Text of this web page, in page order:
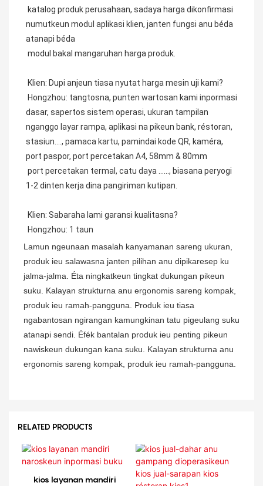
numutkeun modul aplikasi klien, janten fungsi anu béda
atanapi béda
modul bakal mangaruhan harga produk.
Klien: Dupi anjeun tiasa nyutat harga mesin uji kami?
dasar, sapertos sistem operasi, ukuran tampilan
nganggo layar rampa, aplikasi na pikeun bank, réstoran,
stasiun…., pamaca kartu, pamindai kode QR, kaméra,
port paspor, port percetakan A4, 58mm & 80mm
1-2 dinten kerja dina pangiriman kutipan.
Klien: Sabaraha lami garansi kualitasna?
Hongzhou: 1 taun
Lamun ngeunaan masalah kanyamanan sareng ukuran,
produk ieu salawasna janten pilihan anu dipikaresep ku
jalma-jalma. Éta ningkatkeun tingkat dukungan pikeun
suku. Kalayan strukturna anu ergonomis sareng kompak,
produk ieu ramah-pangguna. Produk ieu tiasa
ngabantosan ngirangan kamungkinan tatu pigeulang suku
atanapi sendi. Éfék bantalan produk ieu penting pikeun
nawiskeun dukungan kana suku. Kalayan strukturna anu
ergonomis sareng kompak, produk ieu ramah-pangguna.
RELATED PRODUCTS
kios layanan mandiri